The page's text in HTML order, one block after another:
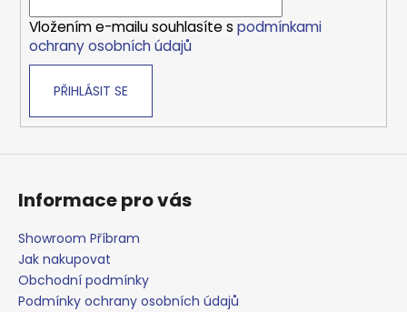
Vložením e-mailu souhlasíte s podmínkami
ochrany osobních údajů
PŘIHLÁSIT SE
Informace pro vás
Showroom Příbram
Jak nakupovat
Obchodní podmínky
Podmínky ochrany osobních údajů